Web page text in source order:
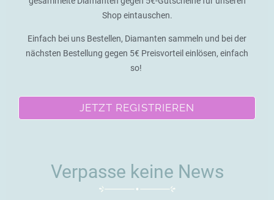
Shop eintauschen.
Einfach bei uns Bestellen, Diamanten sammeln und bei der
nächsten Bestellung gegen 5€ Preisvorteil einlösen, einfach
so!
JETZT REGISTRIEREN
Verpasse keine News